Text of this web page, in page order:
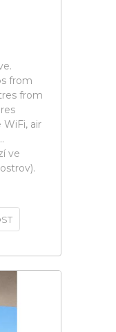
from
from
air
ve